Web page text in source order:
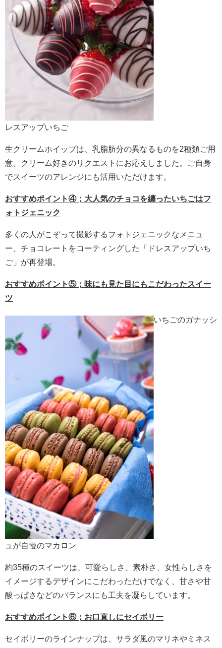
レスアップいちご
生クリームホイップは、乳脂肪分の異なるものを2種類ご用
意。クリーム好きのリクエストにお応えしました。ご自身
でスイーツのアレンジにも活用いただけます。
おすすめポイント④；大人気のチョコを纏ったいちごはフ
ォトジェニック
多くの人がこぞって撮影するフォトジェニックなメニュ
ー、チョコレートをコーティングした「ドレスアップいち
ご」が再登場。
おすすめポイント⑤；味にも見た目にもこだわったスイー
ツ
いちごのガナッシ
ュが自慢のマカロン
約35種のスイーツは、可愛らしさ、素朴さ、女性らしさを
イメージするデザインにこだわっただけでなく、甘さや甘
酸っぱさなどのバランスにも工夫を凝らしています。
おすすめポイント⑥；お口直しにセイボリー
セイボリーのラインナップは、サラダ風のマリネやミネス